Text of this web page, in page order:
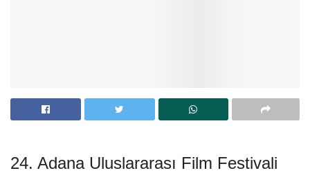
24. Adana Uluslararası Film Festivali